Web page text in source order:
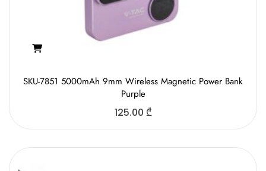
SKU-7851 5000mAh 9mm Wireless Magnetic Power Bank
Purple
125.00 ₾